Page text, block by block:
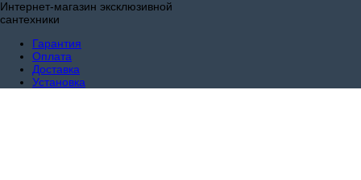
Интернет-магазин эксклюзивной
сантехники
Гарантия
Оплата
Доставка
Установка